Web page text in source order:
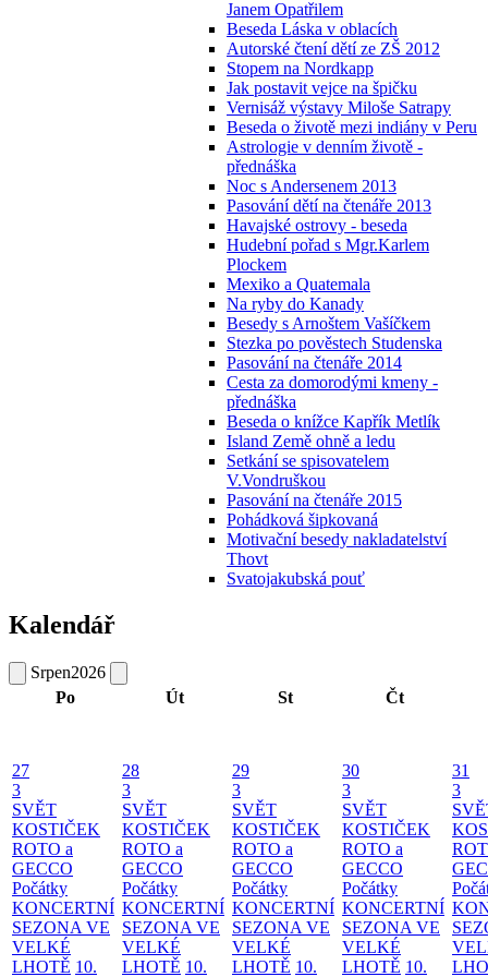
Janem Opatřilem
Beseda Láska v oblacích
Autorské čtení dětí ze ZŠ 2012
Stopem na Nordkapp
Jak postavit vejce na špičku
Vernisáž výstavy Miloše Satrapy
Beseda o životě mezi indiány v Peru
Astrologie v denním životě -
přednáška
Noc s Andersenem 2013
Pasování dětí na čtenáře 2013
Havajské ostrovy - beseda
Hudební pořad s Mgr.Karlem
Plockem
Mexiko a Quatemala
Na ryby do Kanady
Besedy s Arnoštem Vašíčkem
Stezka po pověstech Studenska
Pasování na čtenáře 2014
Cesta za domorodými kmeny -
přednáška
Beseda o knížce Kapřík Metlík
Island Země ohně a ledu
Setkání se spisovatelem
V.Vondruškou
Pasování na čtenáře 2015
Pohádková šipkovaná
Motivační besedy nakladatelství
Thovt
Svatojakubská pouť
Kalendář
Srpen2026
Po
Út St Čt
27
3
SVĚT
KOSTIČEK
ROTO a
GECCO
Počátky
KONCERTNÍ
SEZONA VE
VELKÉ
LHOTĚ 10.
28
3
SVĚT
KOSTIČEK
ROTO a
GECCO
Počátky
KONCERTNÍ
SEZONA VE
VELKÉ
LHOTĚ 10.
29
3
SVĚT
KOSTIČEK
ROTO a
GECCO
Počátky
KONCERTNÍ
SEZONA VE
VELKÉ
LHOTĚ 10.
30
3
SVĚT
KOSTIČEK
ROTO a
GECCO
Počátky
KONCERTNÍ
SEZONA VE
VELKÉ
LHOTĚ 10.
31
3